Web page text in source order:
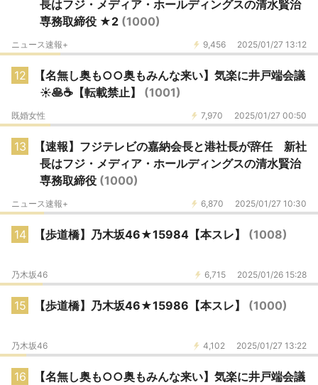
長はフジ・メディア・ホールディングスの清水賢治
専務取締役 ★2 (1000)
9,456 2025/01/27 13:12
ニュース速報+
12
【名無し奥も○○奥もみんな来い】気楽に井戸端会議
☀️🥞☕️【転載禁止】 (1001)
7,970 2025/01/27 00:50
既婚女性
13
【速報】フジテレビの嘉納会長と港社長が辞任 新社
長はフジ・メディア・ホールディングスの清水賢治
専務取締役 (1000)
6,870 2025/01/27 10:30
ニュース速報+
14 【歩道橋】乃木坂46★15984【本スレ】 (1008)
6,715 2025/01/26 15:28
乃木坂46
15 【歩道橋】乃木坂46★15986【本スレ】 (1000)
4,102 2025/01/27 13:22
乃木坂46
16
【名無し奥も○○奥もみんな来い】気楽に井戸端会議